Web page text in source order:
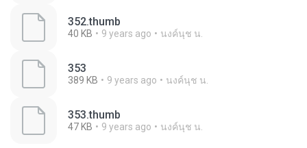
352.thumb
40 KB 9 years ago นงค์นุช น.
353
389 KB 9 years ago นงค์นุช น.
353.thumb
47 KB 9 years ago นงค์นุช น.